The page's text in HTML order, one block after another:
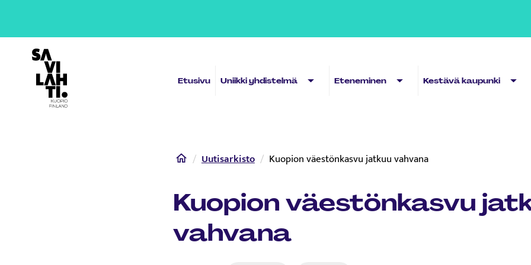
Etusivulle
Etusivu Uniikki yhdistelmä Sub menuEteneminen Sub menuKestävä kaupunki Sub
HomeUutisarkisto Kuopion väestönkasvu jatkuu vahvana
Kuopion väestönkasvu
vahvana